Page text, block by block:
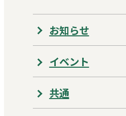
お知らせ
イベント
共通